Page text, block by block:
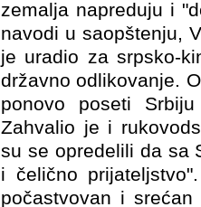
zemalja napreduju i
navodi u saopštenju,
je uradio za srpsko-
državno odlikovanje.
ponovo poseti
Zahvalio je i
su se opredelili da sa
i čelično
počastvovan i